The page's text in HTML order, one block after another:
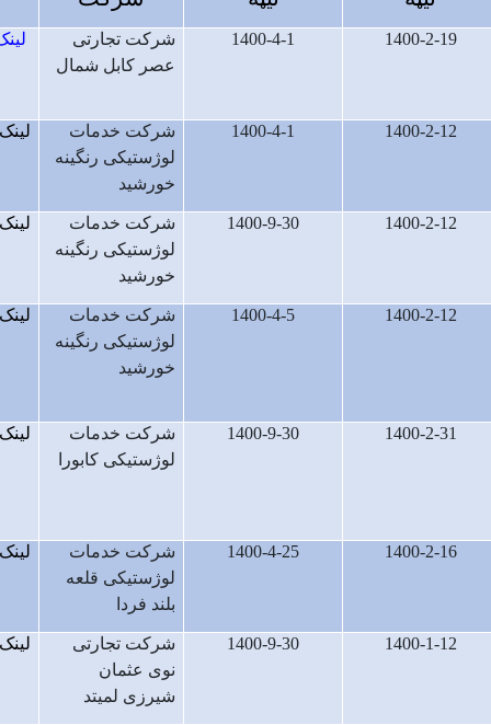
1400-2-19
1400-4-1
شرکت تجارتی
عصر کابل شمال
1400-2-12
1400-4-1
شرکت خدمات
لوژستیکی رنگینه
خورشید
1400-2-12
1400-9-30
شرکت خدمات
لوژستیکی رنگینه
خورشید
1400-2-12
1400-4-5
شرکت خدمات
لوژستیکی رنگینه
خورشید
1400-2-31
1400-9-30
شرکت خدمات
لوژستیکی کابورا
1400-2-16
1400-4-25
شرکت خدمات
لوژستیکی قلعه
بلند فردا
1400-1-12
1400-9-30
شرکت تجارتی
نوی عثمان
شیرزی لمیتد